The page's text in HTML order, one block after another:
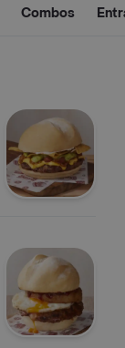
Combos